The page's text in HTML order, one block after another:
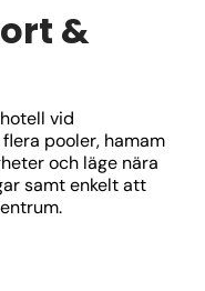
&
vid
pooler, hamam
och läge nära
samt enkelt att